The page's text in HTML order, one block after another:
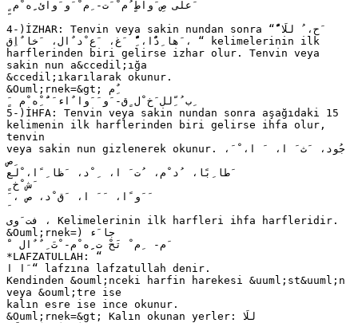
4-)İZHAR: Tenvin veya sakin nundan sonra “ ًٌّ‫ َح‬، ُ ‫للَا‬
‫ َها ِدًٌا‬، ًٌِّ ‫ َغ‬، ‫ َع ْد ٌال‬، ‫ َخا ٌاِق‬، “ kelimelerinin ilk
harflerinden biri gelirse izhar olur. Tenvin veya
sakin nun a&ccedil;ığa
&ccedil;ıkarılarak okunur.
&Ouml;rnek=&gt; ‫ٌِم‬
ٍ َ ‫ ِب ُ ِّلل َخ ْل ٍق‬- ‫َو َ َوا ٌاء َ ٌَ ِْه ْم‬
5-)İHFA: Tenvin veya sakin nundan sonra aşağıdaki 15
kelimenin ilk harflerinden biri gelirse ihfa olur,
tenvin
veya sakin nun gizlenerek okunur. ، َ‫ جُود‬، ‫ َث َ ا‬، ‫ َ ا‬، ْ
ِ‫ص‬
‫ َطا ِبًا‬، ‫ ُد ْم‬، ‫ ُت َ ا‬، ‫ ِ ْد‬، ‫ َظا ِ ًا‬، ْ‫لع‬
َ ، ‫ َ َو ًا‬، ‫ َ َ ا‬، ‫ َق ْد‬، ‫ص‬
‫ فت َوى‬، Kelimelerinin ilk harfleri ihfa harfleridir.
&Ouml;rnek=) ‫جا َء‬
َ ْ ‫ َم‬- ‫ ِم ْ تَحْ ت ِِه ْم‬- ‫ْتَ ِ ٌ ٌال‬
*LAFZATULLAH: “
‫ “ َا ا‬lafzına lafzatullah denir.
Kendinden &ouml;nceki harfin harekesi &uuml;st&uuml;n
veya &ouml;tre ise
kalın esre ise ince okunur.
&Ouml;rnek=&gt; Kalın okunan yerler: ‫للَا‬